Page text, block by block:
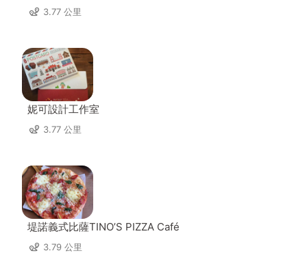
3.77 公里
妮可設計工作室
3.77 公里
堤諾義式比薩TINO’S PIZZA Café
3.79 公里